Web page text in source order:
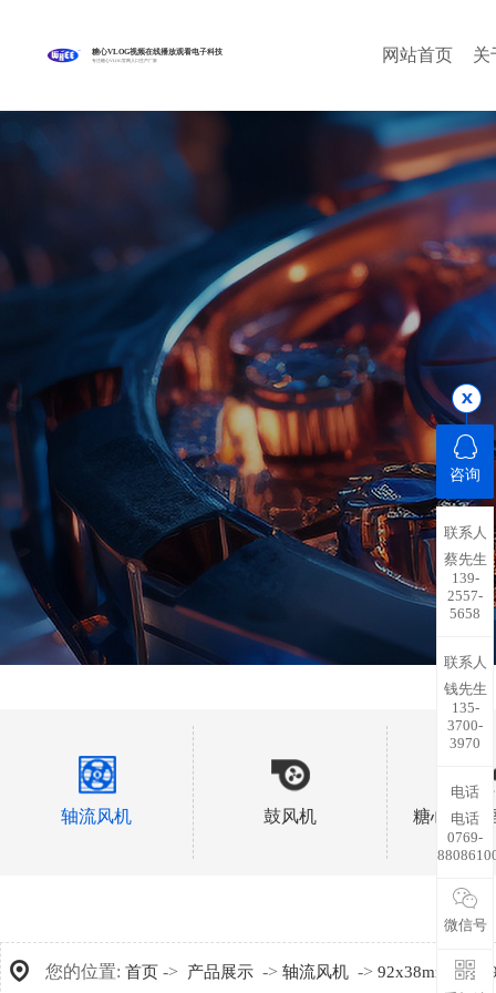
糖心VLOG视频在线播放观看电子科技
专注糖心VLOG官网入口生产厂家 网站首页 关
轴流风机 鼓风机 糖心视频
您的位置: 首页 -> 产品展示 -> 轴流风机 -> 92x38mm ->
咨询
联系人
蔡先生
139-
2557-
5658
联系人
钱先生
135-
3700-
3970
电话
电话
0769-
微信号